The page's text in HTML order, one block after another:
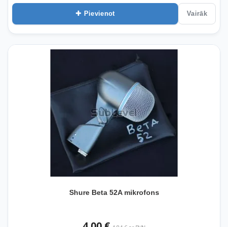
Pievienot Vairāk
Shure Beta 52A mikrofons